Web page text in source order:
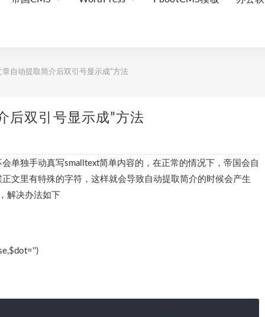
自动提取简介后双引号显示成”方法
后双引号显示成”方法
单独手动真写smalltext简单内容的，在正常的情况下，帝国会自
文里有特殊的字符，这样就会导致自动提取简介的时候会产生
解决办法如下